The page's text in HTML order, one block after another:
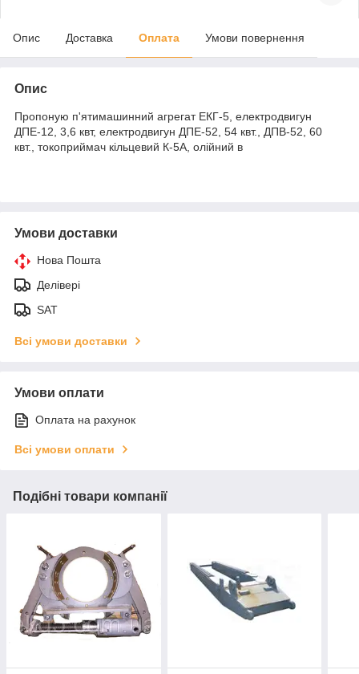
Опис Доставка Оплата Умови повернення
Опис
Пропоную п'ятимашинний агрегат ЕКГ-5, електродвигун
ДПЕ-12, 3,6 квт, електродвигун ДПЕ-52, 54 квт., ДПВ-52, 60
квт., токоприймач кільцевий К-5А, олійний в
Умови доставки
Нова Пошта
Делівері
SAT
Всі умови доставки
Умови оплати
Оплата на рахунок
Всі умови оплати
Подібні товари компанії